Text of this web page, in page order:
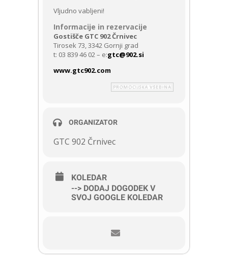
Vljudno vabljeni!
Informacije in rezervacije
Gostišče GTC 902 Črnivec
Tirosek 73, 3342 Gornji grad
t: 03 839 46 02 – e:gtc@902.si
www.gtc902.com
ORGANIZATOR
GTC 902 Črnivec
KOLEDAR
--> DODAJ DOGODEK V
SVOJ GOOGLE KOLEDAR